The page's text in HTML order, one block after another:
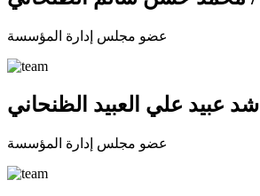
عضو مجلس إدارة المؤسسة
عبيد علي العبيد الظنحاني
عضو مجلس إدارة المؤسسة